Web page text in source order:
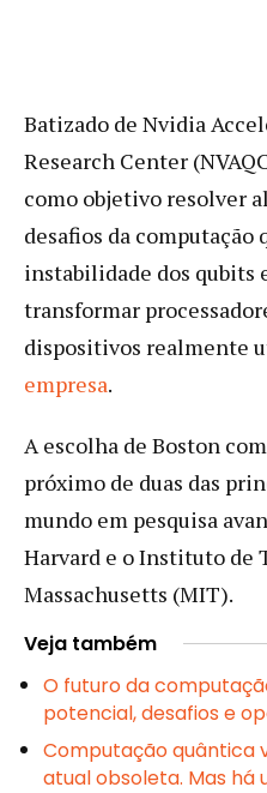
Batizado de Nvidia
Research Center
como objetivo resolver
desafios da computação
instabilidade dos qubits
transformar
dispositivos realmente
empresa.
A escolha de Boston
próximo de duas das
mundo em pesquisa
Harvard e o Instituto de
Massachusetts (MIT).
Veja também
O futuro da
potencial, desafios e
Computação quântica
atual obsoleta. Mas há